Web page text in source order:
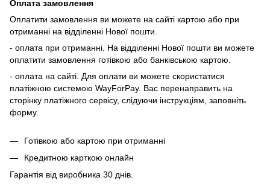
Оплата замовлення
Оплатити замовлення ви можете на сайті картою або при
отриманні на відділенні Нової пошти.
- оплата при отриманні. На відділенні Нової пошти ви можете
оплатити замовлення готівкою або банківською картою.
- оплата на сайті. Для оплати ви можете скористатися
платіжною системою WayForPay. Вас перенаправить на
сторінку платіжного сервісу, слідуючи інструкціям, заповніть
форму.
Готівкою або картою при отриманні
Кредитною карткою онлайн
Гарантія від виробника 30 днів.